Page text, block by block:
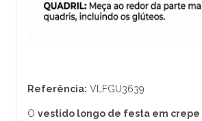
Referência: VLFGU3639
O vestido longo de festa em crepe